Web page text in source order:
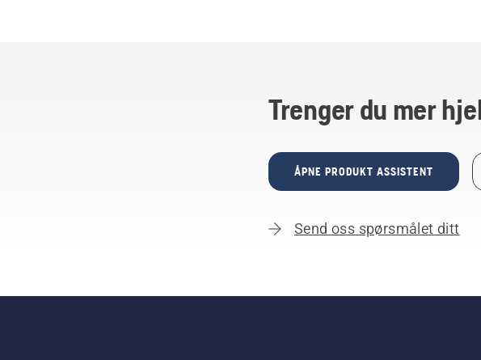
Trenger du mer
ÅPNE PRODUKT ASSISTENT
Send oss spørsmålet ditt